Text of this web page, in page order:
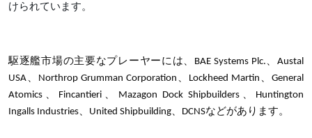
けられています。
駆逐艦市場の主要なプレーヤーには、BAE Systems Plc.、Austal
USA、Northrop Grumman Corporation、Lockheed Martin、General
Atomics、Fincantieri、Mazagon Dock Shipbuilders、Huntington
Ingalls Industries、United Shipbuilding、DCNSなどがあります。